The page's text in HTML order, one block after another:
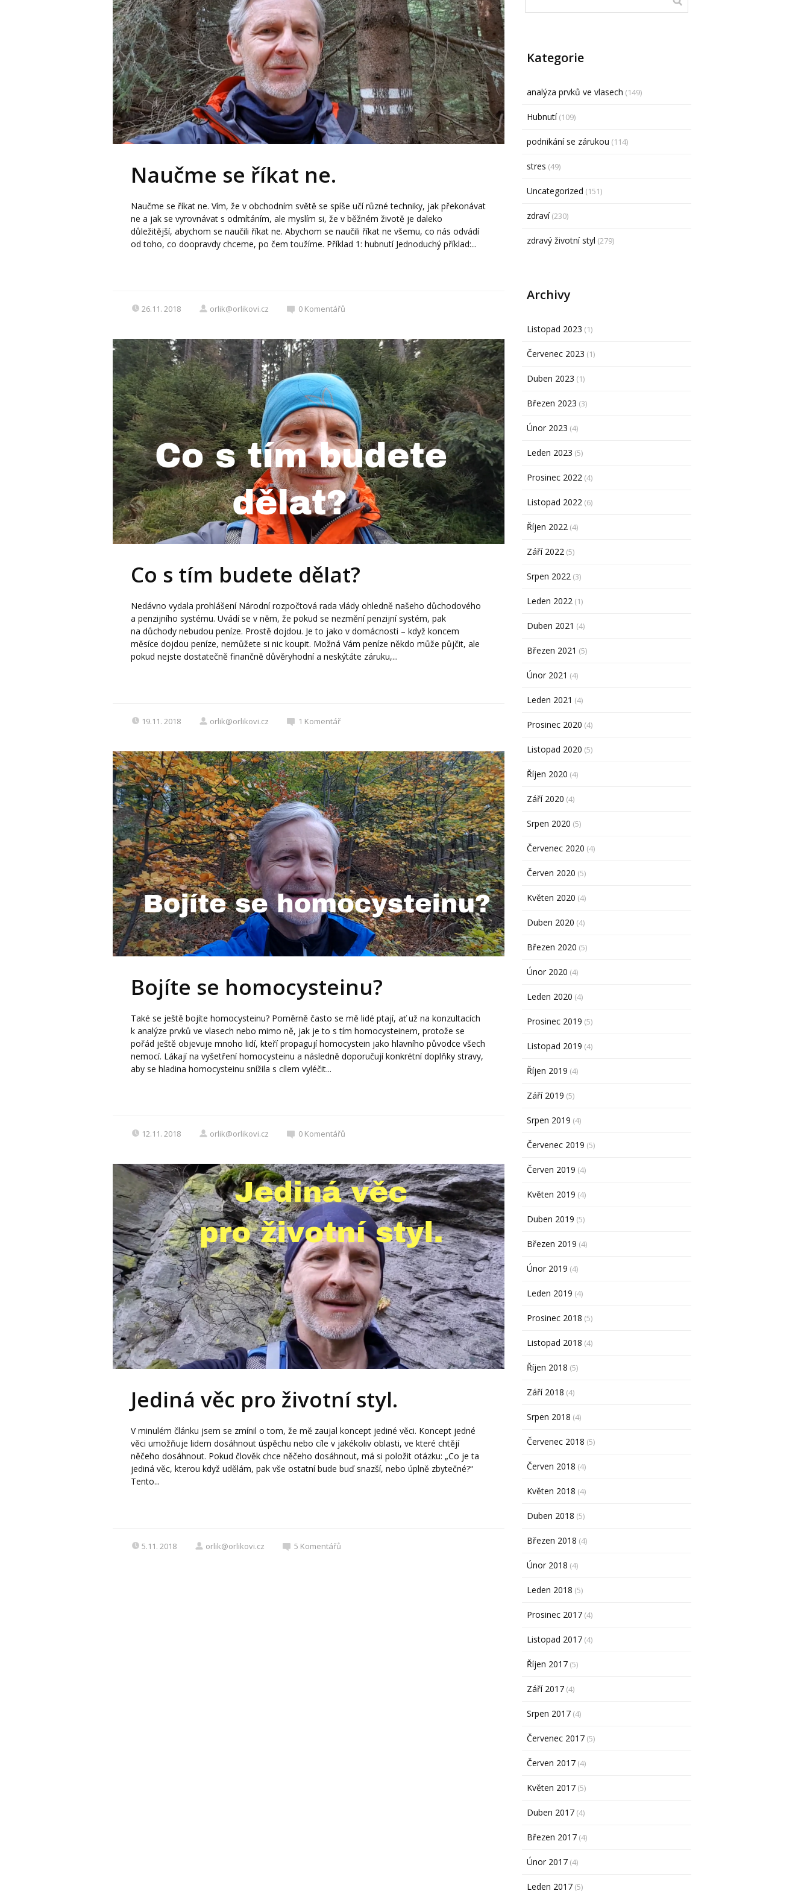
Naučme se říkat ne.
Naučme se říkat ne. Vím, že v obchodním světě se spíše učí různé techniky, jak překonávat
ne a jak se vyrovnávat s odmítáním, ale myslím si, že v běžném životě je daleko
důležitější, abychom se naučili říkat ne. Abychom se naučili říkat ne všemu, co nás odvádí
od toho, co doopravdy chceme, po čem toužíme. Příklad 1: hubnutí Jednoduchý příklad:...
26.11. 2018 orlik@orlikovi.cz 0 Komentářů
Co s tím budete dělat?
Nedávno vydala prohlášení Národní rozpočtová rada vlády ohledně našeho důchodového
a penzijního systému. Uvádí se v něm, že pokud se nezmění penzijní systém, pak
na důchody nebudou peníze. Prostě dojdou. Je to jako v domácnosti – když koncem
měsíce dojdou peníze, nemůžete si nic koupit. Možná Vám peníze někdo může půjčit, ale
pokud nejste dostatečně finančně důvěryhodní a neskýtáte záruku,...
19.11. 2018 orlik@orlikovi.cz 1 Komentář
Bojíte se homocysteinu?
Také se ještě bojíte homocysteinu? Poměrně často se mě lidé ptají, ať už na konzultacích
k analýze prvků ve vlasech nebo mimo ně, jak je to s tím homocysteinem, protože se
pořád ještě objevuje mnoho lidí, kteří propagují homocystein jako hlavního původce všech
nemocí. Lákají na vyšetření homocysteinu a následně doporučují konkrétní doplňky stravy,
aby se hladina homocysteinu snížila s cílem vyléčit...
12.11. 2018 orlik@orlikovi.cz 0 Komentářů
Jediná věc pro životní styl.
V minulém článku jsem se zmínil o tom, že mě zaujal koncept jediné věci. Koncept jedné
věci umožňuje lidem dosáhnout úspěchu nebo cíle v jakékoliv oblasti, ve které chtějí
něčeho dosáhnout. Pokud člověk chce něčeho dosáhnout, má si položit otázku: „Co je ta
jediná věc, kterou když udělám, pak vše ostatní bude buď snazší, nebo úplně zbytečné?“
Tento...
5.11. 2018 orlik@orlikovi.cz 5 Komentářů
Kategorie
analýza prvků ve vlasech (149)
Hubnutí(109)
podnikání se zárukou (114)
stres (49)
Uncategorized (151)
zdraví(230)
zdravý životní styl (279)
Archivy
Listopad 2023 (1)
Červenec 2023 (1)
Duben 2023 (1)
Březen 2023 (3)
Únor 2023 (4)
Leden 2023 (5)
Prosinec 2022 (4)
Listopad 2022 (6)
Říjen 2022 (4)
Září 2022 (5)
Srpen 2022 (3)
Leden 2022 (1)
Duben 2021 (4)
Březen 2021 (5)
Únor 2021 (4)
Leden 2021 (4)
Prosinec 2020 (4)
Listopad 2020 (5)
Říjen 2020 (4)
Září 2020 (4)
Srpen 2020 (5)
Červenec 2020 (4)
Červen 2020 (5)
Květen 2020 (4)
Duben 2020 (4)
Březen 2020 (5)
Únor 2020 (4)
Leden 2020 (4)
Prosinec 2019 (5)
Listopad 2019 (4)
Říjen 2019 (4)
Září 2019 (5)
Srpen 2019 (4)
Červenec 2019 (5)
Červen 2019 (4)
Květen 2019 (4)
Duben 2019 (5)
Březen 2019 (4)
Únor 2019 (4)
Leden 2019 (4)
Prosinec 2018 (5)
Listopad 2018 (4)
Říjen 2018 (5)
Září 2018 (4)
Srpen 2018 (4)
Červenec 2018 (5)
Červen 2018 (4)
Květen 2018 (4)
Duben 2018 (5)
Březen 2018 (4)
Únor 2018 (4)
Leden 2018 (5)
Prosinec 2017 (4)
Listopad 2017 (4)
Říjen 2017 (5)
Září 2017 (4)
Srpen 2017 (4)
Červenec 2017 (5)
Červen 2017 (4)
Květen 2017 (5)
Duben 2017 (4)
Březen 2017 (4)
Únor 2017 (4)
Leden 2017 (5)